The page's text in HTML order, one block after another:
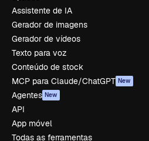
Assistente de IA
Gerador de imagens
Gerador de vídeos
Texto para voz
Conteúdo de stock
MCP para Claude/ChatGPT New
Agentes New
API
App móvel
Todas as ferramentas